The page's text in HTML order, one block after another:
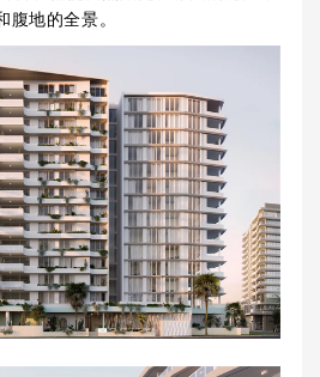
地的全景。